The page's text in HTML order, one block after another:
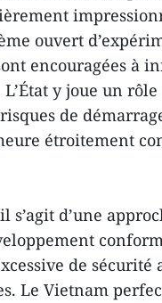
ouvert
encouragées à
y joue un
de
étroitement
s’agit d’une
de
Le Vietnam